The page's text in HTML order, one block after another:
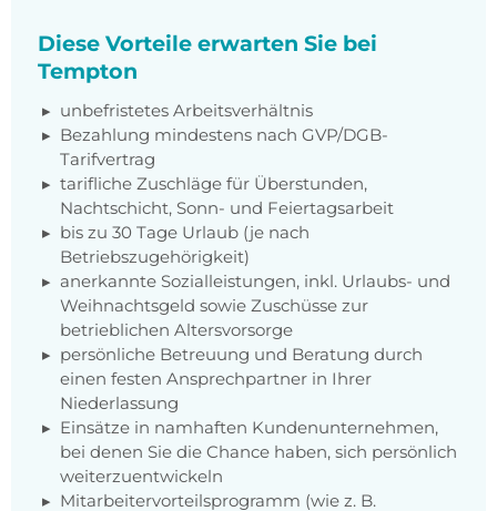
Diese Vorteile erwarten Sie bei
Tempton
unbefristetes Arbeitsverhältnis
Bezahlung mindestens nach GVP/DGB-
Tarifvertrag
tarifliche Zuschläge für Überstunden,
Nachtschicht, Sonn- und Feiertagsarbeit
bis zu 30 Tage Urlaub (je nach
Betriebszugehörigkeit)
anerkannte Sozialleistungen, inkl. Urlaubs- und
Weihnachtsgeld sowie Zuschüsse zur
betrieblichen Altersvorsorge
persönliche Betreuung und Beratung durch
einen festen Ansprechpartner in Ihrer
Niederlassung
Einsätze in namhaften Kundenunternehmen,
bei denen Sie die Chance haben, sich persönlich
weiterzuentwickeln
Mitarbeitervorteilsprogramm (wie z. B.